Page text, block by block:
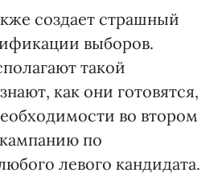
создает страшный
выборов.
такой
как они готовятся,
во втором
кампанию по
левого кандидата.